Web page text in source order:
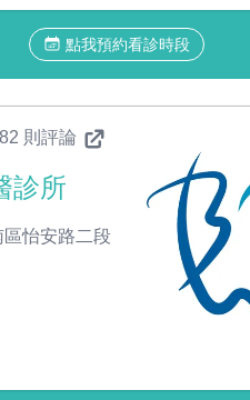
點我預約看診時段
則評論
診所
怡安路二段